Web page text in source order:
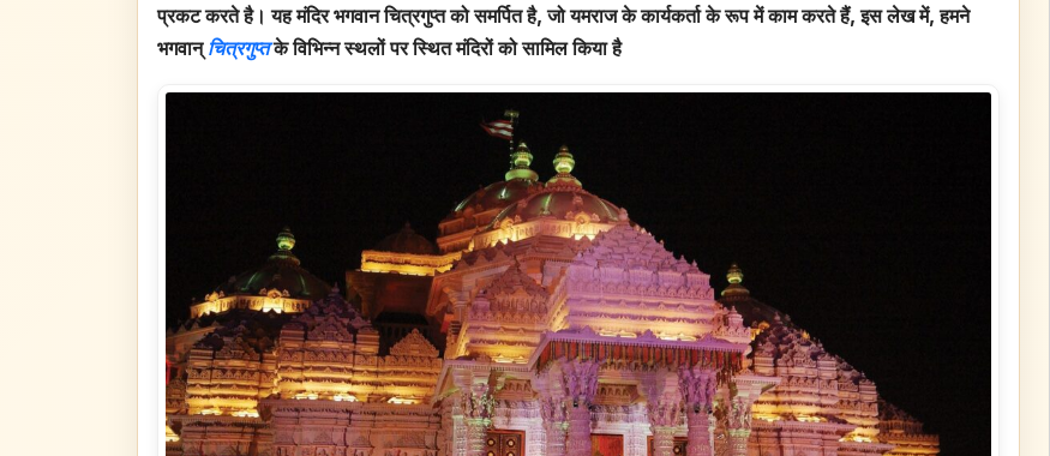
प्रकट करते है। यह मंदिर भगवान चित्रगुप्त को समर्पित है, जो यमराज के कार्यकर्ता के रूप में काम करते हैं, इस लेख में, हमने
भगवान् चित्रगुप्त के विभिन्न स्थलों पर स्थित मंदिरों को सामिल किया है